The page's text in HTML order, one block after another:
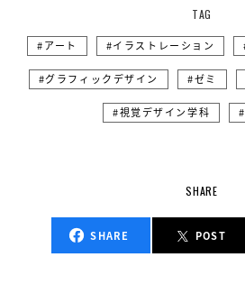
TAG
アート イラストレーション
グラフィックデザイン ゼミ
視覚デザイン学科
SHARE
SHARE POST